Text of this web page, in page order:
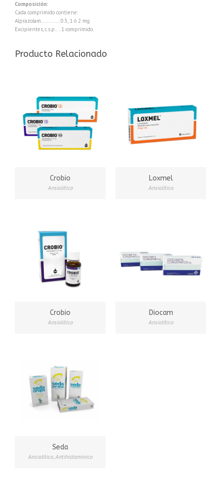
Composición:
Cada comprimido contiene:
Alprazolam…….…… 0.5, 1 ó 2 mg
Excipientes, c.s.p…. 1 comprimido.
Producto Relacionado
Crobio
Ansiolítico
Loxmel
Ansiolítico
Crobio
Ansiolítico
Diocam
Ansiolítico
Seda
Ansiolítico,Antihistamínico